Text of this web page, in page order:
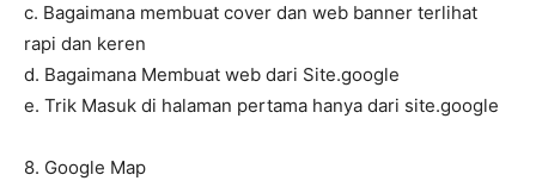
c. Bagaimana membuat cover dan web banner terlihat
rapi dan keren
d. Bagaimana Membuat web dari Site.google
e. Trik Masuk di halaman pertama hanya dari site.google
8. Google Map